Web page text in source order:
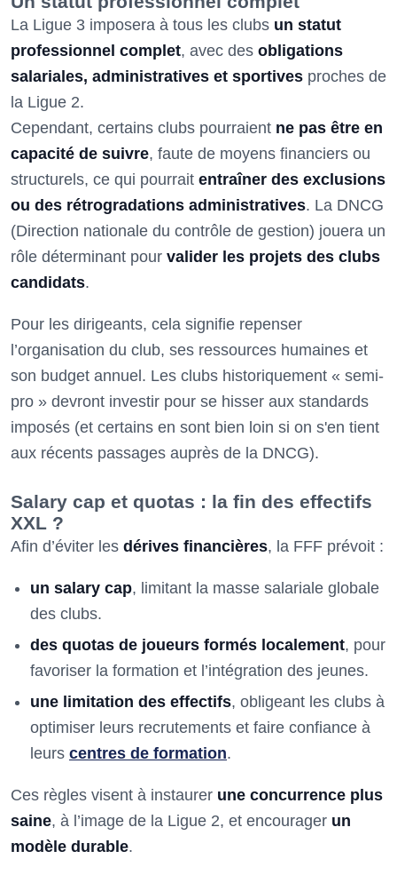
La Ligue 3 imposera à tous les clubs un statut
professionnel complet, avec des obligations
salariales, administratives et sportives proches de
la Ligue 2.
Cependant, certains clubs pourraient ne pas être en
capacité de suivre, faute de moyens financiers ou
structurels, ce qui pourrait entraîner des exclusions
ou des rétrogradations administratives. La DNCG
(Direction nationale du contrôle de gestion) jouera un
rôle déterminant pour valider les projets des clubs
candidats.
Pour les dirigeants, cela signifie repenser
l’organisation du club, ses ressources humaines et
son budget annuel. Les clubs historiquement « semi-
pro » devront investir pour se hisser aux standards
imposés (et certains en sont bien loin si on s'en tient
aux récents passages auprès de la DNCG).
Salary cap et quotas : la fin des effectifs
XXL ?
Afin d’éviter les dérives financières, la FFF prévoit :
un salary cap, limitant la masse salariale globale
des clubs.
des quotas de joueurs formés localement, pour
favoriser la formation et l’intégration des jeunes.
une limitation des effectifs, obligeant les clubs à
optimiser leurs recrutements et faire confiance à
leurs centres de formation.
Ces règles visent à instaurer une concurrence plus
saine, à l’image de la Ligue 2, et encourager un
modèle durable.